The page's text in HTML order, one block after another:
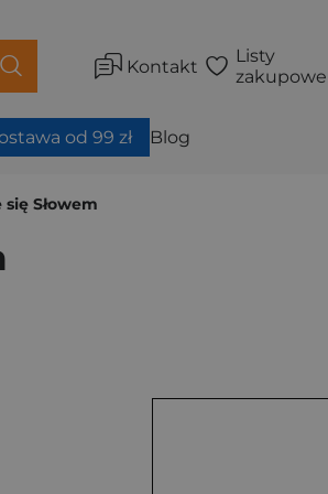
Kontakt
Listy
zakupowe
od 99 zł Blog
Słowem